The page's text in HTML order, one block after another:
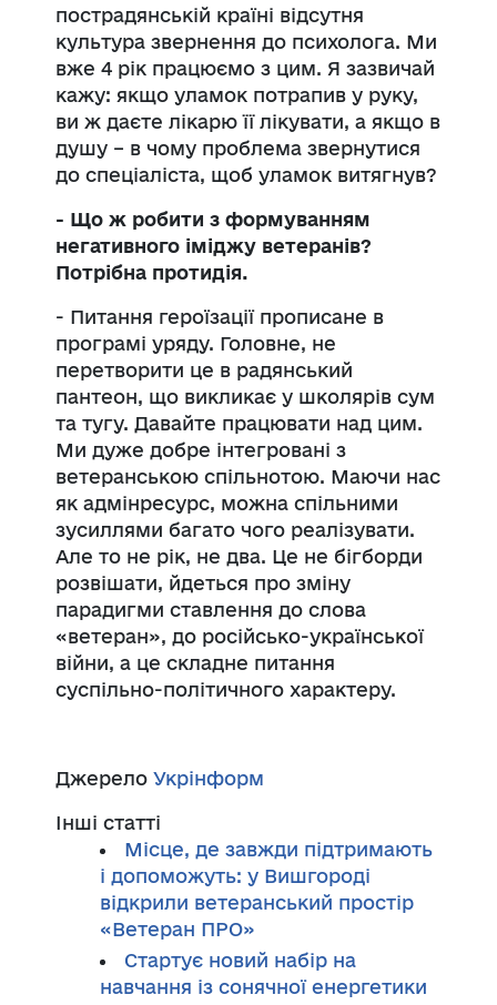
пострадянській країні відсутня
культура звернення до психолога. Ми
вже 4 рік працюємо з цим. Я зазвичай
кажу: якщо уламок потрапив у руку,
ви ж даєте лікарю її лікувати, а якщо в
душу – в чому проблема звернутися
до спеціаліста, щоб уламок витягнув?
- Що ж робити з формуванням
негативного іміджу ветеранів?
Потрібна протидія.
- Питання героїзації прописане в
програмі уряду. Головне, не
перетворити це в радянський
пантеон, що викликає у школярів сум
та тугу. Давайте працювати над цим.
Ми дуже добре інтегровані з
ветеранською спільнотою. Маючи нас
як адмінресурс, можна спільними
зусиллями багато чого реалізувати.
Але то не рік, не два. Це не бігборди
розвішати, йдеться про зміну
парадигми ставлення до слова
«ветеран», до російсько-української
війни, а це складне питання
суспільно-політичного характеру.
Джерело Укрінформ
Інші статті
Місце, де завжди підтримають
і допоможуть: у Вишгороді
відкрили ветеранський простір
«Ветеран ПРО»
Стартує новий набір на
навчання із сонячної енергетики